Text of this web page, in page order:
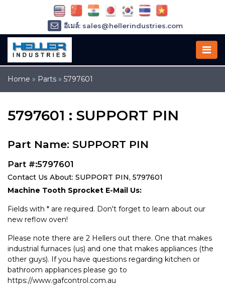
Home » Parts » 5797601
5797601 : SUPPORT PIN
Part Name: SUPPORT PIN
Part #:5797601
Contact Us About: SUPPORT PIN, 5797601
Machine Tooth Sprocket E-Mail Us:
Fields with * are required. Don't forget to learn about our
new reflow oven!
Please note there are 2 Hellers out there. One that makes
industrial furnaces (us) and one that makes appliances (the
other guys). If you have questions regarding kitchen or
bathroom appliances please go to
https://www.gafcontrol.com.au
อีเมล์: sales@hellerindustries.com
อีเมล์: service@hellerindustries.com
โทรศัพท์ :